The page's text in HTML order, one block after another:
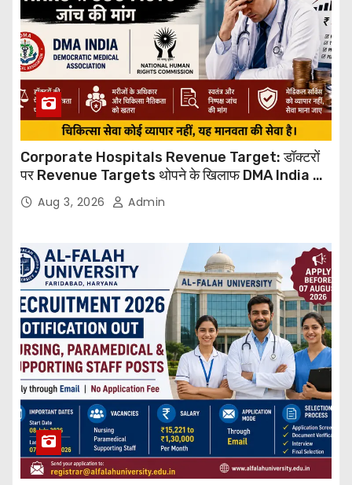
Corporate Hospitals Revenue Target: डॉक्टरों
पर Revenue Targets थोपने के खिलाफ DMA India का
बड़ा कदम, NHRC से Suo Motu जांच की मांग
Aug 3, 2026 Admin